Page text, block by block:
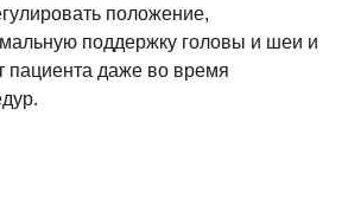
положение,
поддержку головы и шеи и
даже во время